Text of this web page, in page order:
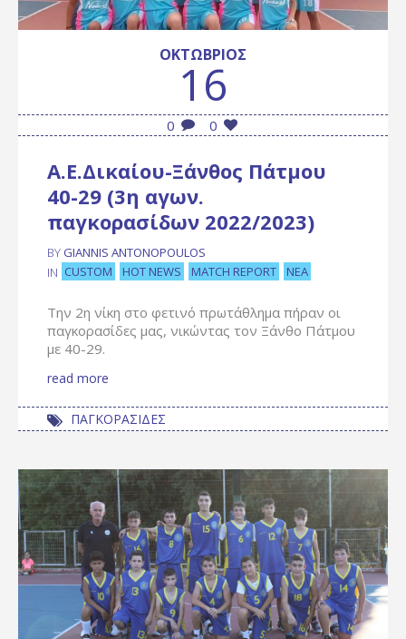
ΟΚΤΏΒΡΙΟΣ
16
0 0
Α.Ε.Δικαίου-Ξάνθος Πάτμου
40-29 (3η αγων.
παγκορασίδων 2022/2023)
BY GIANNIS ANTONOPOULOS
IN CUSTOM HOT NEWS MATCH REPORT ΝΈΑ
Την 2η νίκη στο φετινό πρωτάθλημα πήραν οι
παγκορασίδες μας, νικώντας τον Ξάνθο Πάτμου
με 40-29.
read more
ΠΑΓΚΟΡΑΣΙΔΕΣ